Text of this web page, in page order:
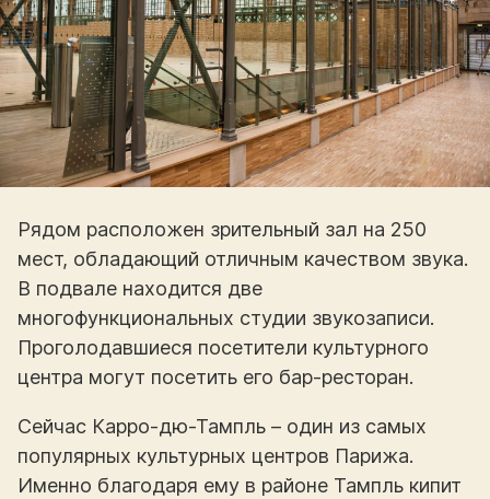
Рядом расположен зрительный зал на 250
мест, обладающий отличным качеством звука.
В подвале находится две
многофункциональных студии звукозаписи.
Проголодавшиеся посетители культурного
центра могут посетить его бар-ресторан.
Сейчас Карро-дю-Тампль – один из самых
популярных культурных центров Парижа.
Именно благодаря ему в районе Тампль кипит